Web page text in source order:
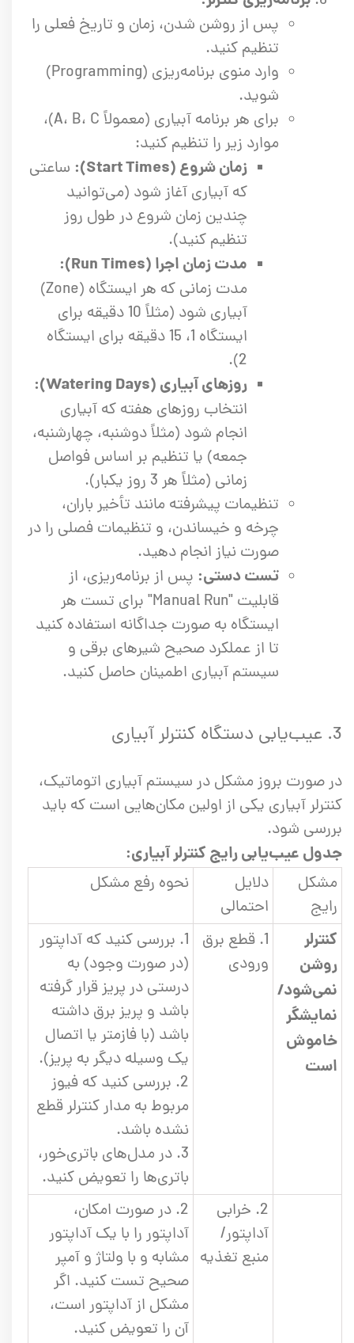
پس از روشن شدن، زمان و تاریخ فعلی را
تنظیم کنید.
وارد منوی برنامه‌ریزی (Programming)
شوید.
برای هر برنامه آبیاری (معمولاً A، B، C)،
موارد زیر را تنظیم کنید:
زمان شروع (Start Times):
ساعتی
که آبیاری آغاز شود (می‌توانید
چندین زمان شروع در طول روز
تنظیم کنید).
مدت زمان اجرا (Run Times):
مدت زمانی که هر ایستگاه (Zone)
آبیاری شود (مثلاً 10 دقیقه برای
ایستگاه 1، 15 دقیقه برای ایستگاه
2).
روزهای آبیاری (Watering Days):
انتخاب روزهای هفته که آبیاری
انجام شود (مثلاً دوشنبه، چهارشنبه،
جمعه) یا تنظیم بر اساس فواصل
زمانی (مثلاً هر 3 روز یکبار).
تنظیمات پیشرفته مانند تأخیر باران،
چرخه و خیساندن، و تنظیمات فصلی را در
صورت نیاز انجام دهید.
تست دستی: پس از برنامه‌ریزی، از
قابلیت "Manual Run" برای تست هر
ایستگاه به صورت جداگانه استفاده کنید
تا از عملکرد صحیح شیرهای برقی و
سیستم آبیاری اطمینان حاصل کنید.
3. عیب‌یابی دستگاه کنترلر آبیاری
در صورت بروز مشکل در سیستم آبیاری اتوماتیک،
کنترلر آبیاری یکی از اولین مکان‌هایی است که باید
بررسی شود.
جدول عیب‌یابی رایج کنترلر آبیاری:
مشکل
رایج
دلایل
احتمالی
نحوه رفع مشکل
کنترلر
روشن
نمی‌شود/
نمایشگر
خاموش
است
1. قطع برق
ورودی
1. بررسی کنید که آداپتور
(در صورت وجود) به
درستی در پریز قرار گرفته
باشد و پریز برق داشته
باشد (با فازمتر یا اتصال
یک وسیله دیگر به پریز).
2. بررسی کنید که فیوز
مربوط به مدار کنترلر قطع
نشده باشد.
3. در مدل‌های باتری‌خور،
باتری‌ها را تعویض کنید.
2. خرابی
آداپتور/
منبع تغذیه
2. در صورت امکان،
آداپتور را با یک آداپتور
مشابه و با ولتاژ و آمپر
صحیح تست کنید. اگر
مشکل از آداپتور است،
آن را تعویض کنید.